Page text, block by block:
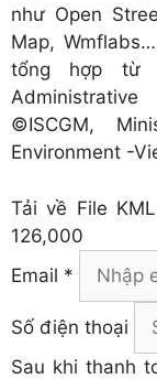
như Open
Map,
tổng hợp từ
©ISCGM,
Environment -
Tải về File
126,000
Email *
Số điện thoại
Sau khi thanh